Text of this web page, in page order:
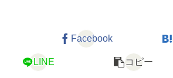
Facebook
LINE コピー